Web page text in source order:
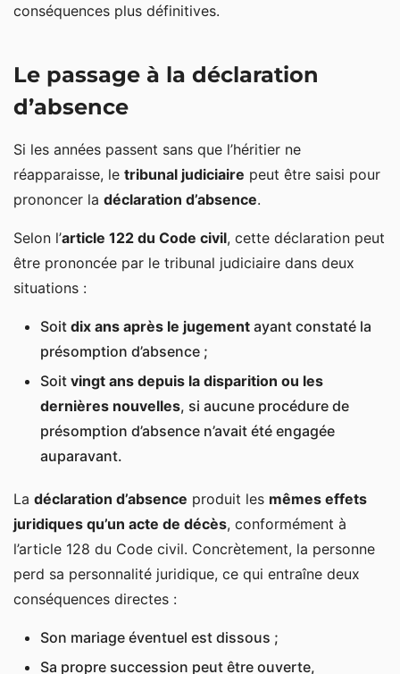
conséquences plus définitives.
Le passage à la déclaration
d’absence
Si les années passent sans que l’héritier ne
réapparaisse, le tribunal judiciaire peut être saisi pour
prononcer la déclaration d’absence.
Selon l’article 122 du Code civil, cette déclaration peut
être prononcée par le tribunal judiciaire dans deux
situations :
Soit dix ans après le jugement ayant constaté la
présomption d’absence ;
Soit vingt ans depuis la disparition ou les
dernières nouvelles, si aucune procédure de
présomption d’absence n’avait été engagée
auparavant.
La déclaration d’absence produit les mêmes effets
juridiques qu’un acte de décès, conformément à
l’article 128 du Code civil. Concrètement, la personne
perd sa personnalité juridique, ce qui entraîne deux
conséquences directes :
Son mariage éventuel est dissous ;
Sa propre succession peut être ouverte,